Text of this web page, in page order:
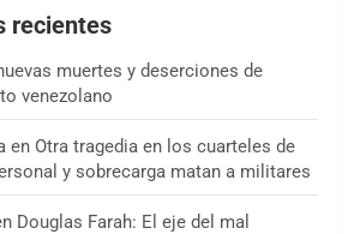
recientes
muertes y deserciones de
venezolano
en Otra tragedia en los cuarteles de
y sobrecarga matan a militares
Douglas Farah: El eje del mal